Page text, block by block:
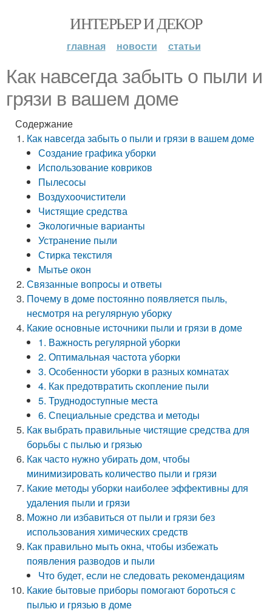
ИНТЕРЬЕР И ДЕКОР
главная новости статьи
Как навсегда забыть о пыли и
грязи в вашем доме
Содержание
Как навсегда забыть о пыли и грязи в вашем доме
Создание графика уборки
Использование ковриков
Пылесосы
Воздухоочистители
Чистящие средства
Экологичные варианты
Устранение пыли
Стирка текстиля
Мытье окон
Связанные вопросы и ответы
Почему в доме постоянно появляется пыль,
несмотря на регулярную уборку
Какие основные источники пыли и грязи в доме
1. Важность регулярной уборки
2. Оптимальная частота уборки
3. Особенности уборки в разных комнатах
4. Как предотвратить скопление пыли
5. Труднодоступные места
6. Специальные средства и методы
Как выбрать правильные чистящие средства для
борьбы с пылью и грязью
Как часто нужно убирать дом, чтобы
минимизировать количество пыли и грязи
Какие методы уборки наиболее эффективны для
удаления пыли и грязи
Можно ли избавиться от пыли и грязи без
использования химических средств
Как правильно мыть окна, чтобы избежать
появления разводов и пыли
Что будет, если не следовать рекомендациям
Какие бытовые приборы помогают бороться с
пылью и грязью в доме